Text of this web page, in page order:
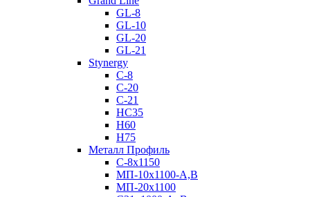
GL-8
GL-10
GL-20
GL-21
Stynergy
C-8
C-20
C-21
НС35
Н60
H75
Металл Профиль
С-8х1150
МП-10x1100-А,В
МП-20х1100